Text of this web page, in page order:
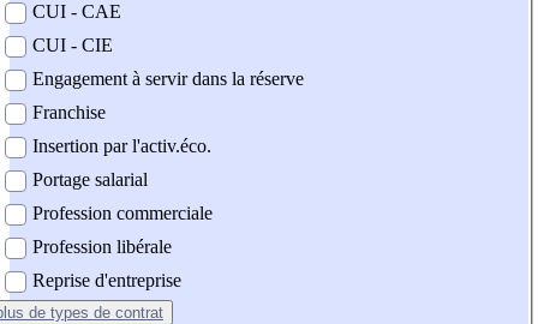
CUI - CAE
CUI - CIE
Engagement à servir dans la réserve
Franchise
Insertion par l'activ.éco.
Portage salarial
Profession commerciale
Profession libérale
Reprise d'entreprise
de types de contrat